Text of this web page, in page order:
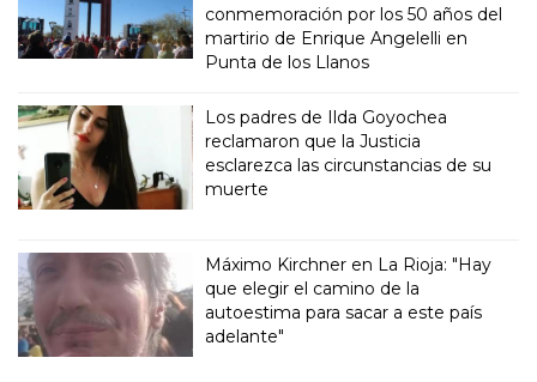
conmemoración por los 50 años del
martirio de Enrique Angelelli en
Punta de los Llanos
Los padres de Ilda Goyochea
reclamaron que la Justicia
esclarezca las circunstancias de su
muerte
Máximo Kirchner en La Rioja: "Hay
que elegir el camino de la
autoestima para sacar a este país
adelante"